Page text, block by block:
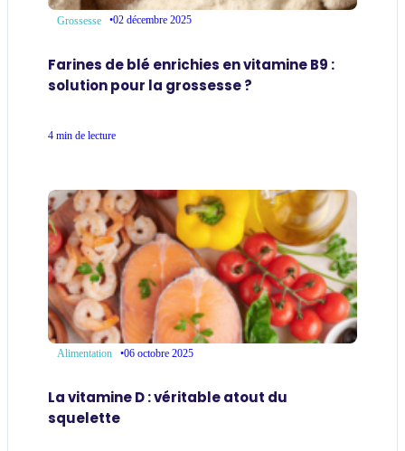
Grossesse •02 décembre 2025
Farines de blé enrichies en vitamine B9 :
solution pour la grossesse ?
4 min de lecture
Alimentation •06 octobre 2025
La vitamine D : véritable atout du
squelette